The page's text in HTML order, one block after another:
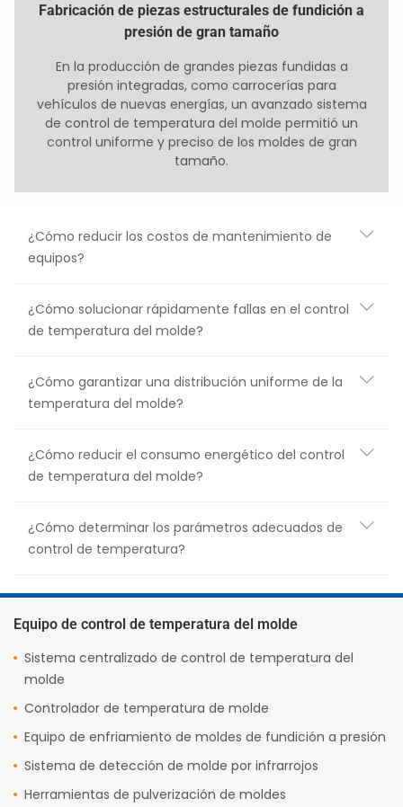
Fabricación de piezas estructurales de fundición a
presión de gran tamaño
En la producción de grandes piezas fundidas a
presión integradas, como carrocerías para
vehículos de nuevas energías, un avanzado sistema
de control de temperatura del molde permitió un
control uniforme y preciso de los moldes de gran
tamaño.
¿Cómo reducir los costos de mantenimiento de
equipos?
¿Cómo solucionar rápidamente fallas en el control
de temperatura del molde?
¿Cómo garantizar una distribución uniforme de la
temperatura del molde?
¿Cómo reducir el consumo energético del control
de temperatura del molde?
¿Cómo determinar los parámetros adecuados de
control de temperatura?
Equipo de control de temperatura del molde
Sistema centralizado de control de temperatura del
molde
Controlador de temperatura de molde
Equipo de enfriamiento de moldes de fundición a presión
Sistema de detección de molde por infrarrojos
Herramientas de pulverización de moldes